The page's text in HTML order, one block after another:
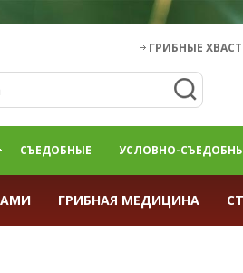
ГРИБНЫЕ
СЪЕДОБНЫЕ УСЛОВНО-
ГРИБНАЯ МЕДИЦИНА